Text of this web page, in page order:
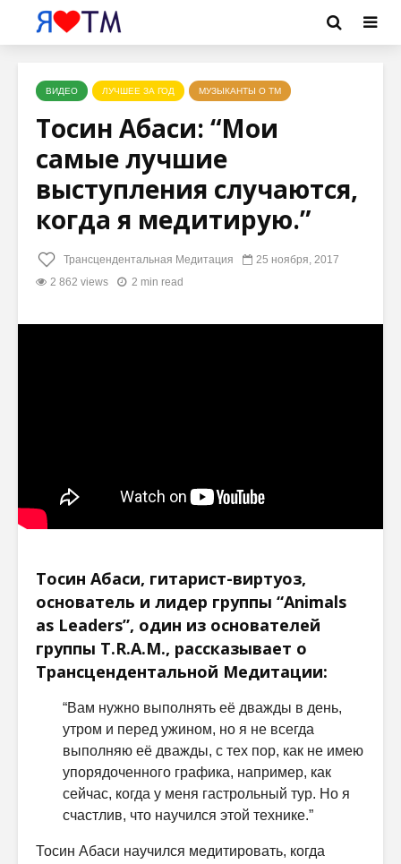
ВИДЕО ЛУЧШЕЕ ЗА ГОД МУЗЫКАНТЫ О ТМ
Тосин Абаси: “Мои
самые лучшие
выступления случаются,
когда я медитирую.”
Трансцендентальная Медитация
25 ноября, 2017
2 862 views
2 min read
Тосин Абаси, гитарист-виртуоз,
основатель и лидер группы “Animals
as Leaders”, один из основателей
группы T.R.A.M., рассказывает о
Трансцендентальной Медитации:
“Вам нужно выполнять её дважды в день,
утром и перед ужином, но я не всегда
выполняю её дважды, с тех пор, как не имею
упорядоченного графика, например, как
сейчас, когда у меня гастрольный тур. Но я
счастлив, что научился этой технике.”
Тосин Абаси научился медитировать, когда